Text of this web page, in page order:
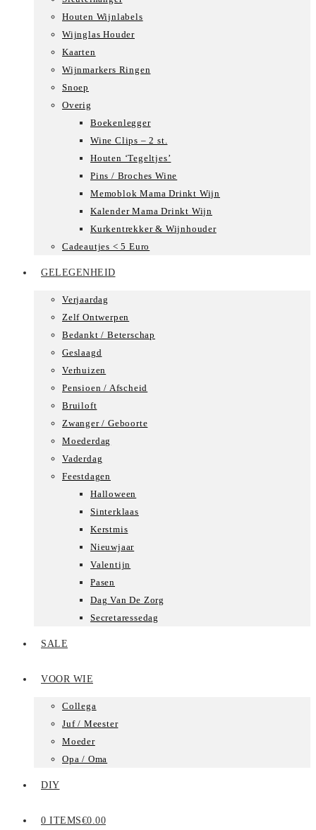
Houten Wijnlabels
Wijnglas Houder
Kaarten
Wijnmarkers Ringen
Snoep
Overig
Boekenlegger
Wine Clips – 2 st.
Houten ‘Tegeltjes’
Pins / Broches Wine
Memoblok Mama Drinkt Wijn
Kalender Mama Drinkt Wijn
Kurkentrekker & Wijnhouder
Cadeautjes < 5 Euro
GELEGENHEID
Verjaardag
Zelf Ontwerpen
Bedankt / Beterschap
Geslaagd
Verhuizen
Pensioen / Afscheid
Bruiloft
Zwanger / Geboorte
Moederdag
Vaderdag
Feestdagen
Halloween
Sinterklaas
Kerstmis
Nieuwjaar
Valentijn
Pasen
Dag Van De Zorg
Secretaressedag
SALE
VOOR WIE
Collega
Juf / Meester
Moeder
Opa / Oma
DIY
0 ITEMS€0.00